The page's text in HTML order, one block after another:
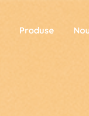
Produse